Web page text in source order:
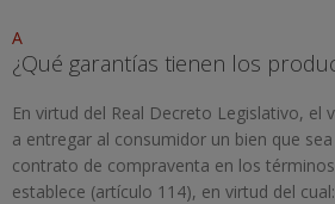
A
¿Qué garantías tienen los
En virtud del Real Decreto Legislativo, el
a entregar al consumidor un bien que
contrato de compraventa en los
establece (artículo 114), en virtud del